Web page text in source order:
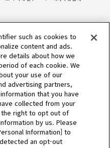
such as cookies to
content and ads.
details about how we
of each cookie. We
your use of our
advertising partners,
that you have
collected from your
the right to opt out of
by us. Please
Information] to
an opt-out